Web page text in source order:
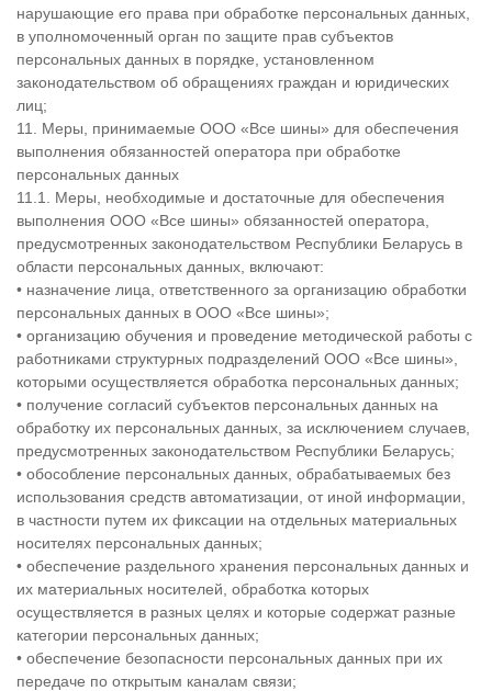
нарушающие его права при обработке персональных данных,
в уполномоченный орган по защите прав субъектов
персональных данных в порядке, установленном
законодательством об обращениях граждан и юридических
лиц;
11. Меры, принимаемые ООО «Все шины» для обеспечения
выполнения обязанностей оператора при обработке
персональных данных
11.1. Меры, необходимые и достаточные для обеспечения
выполнения ООО «Все шины» обязанностей оператора,
предусмотренных законодательством Республики Беларусь в
области персональных данных, включают:
• назначение лица, ответственного за организацию обработки
персональных данных в ООО «Все шины»;
• организацию обучения и проведение методической работы с
работниками структурных подразделений ООО «Все шины»,
которыми осуществляется обработка персональных данных;
• получение согласий субъектов персональных данных на
обработку их персональных данных, за исключением случаев,
предусмотренных законодательством Республики Беларусь;
• обособление персональных данных, обрабатываемых без
использования средств автоматизации, от иной информации,
в частности путем их фиксации на отдельных материальных
носителях персональных данных;
• обеспечение раздельного хранения персональных данных и
их материальных носителей, обработка которых
осуществляется в разных целях и которые содержат разные
категории персональных данных;
• обеспечение безопасности персональных данных при их
передаче по открытым каналам связи;